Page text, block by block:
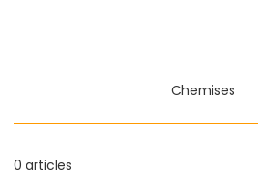
Chemises
0 articles